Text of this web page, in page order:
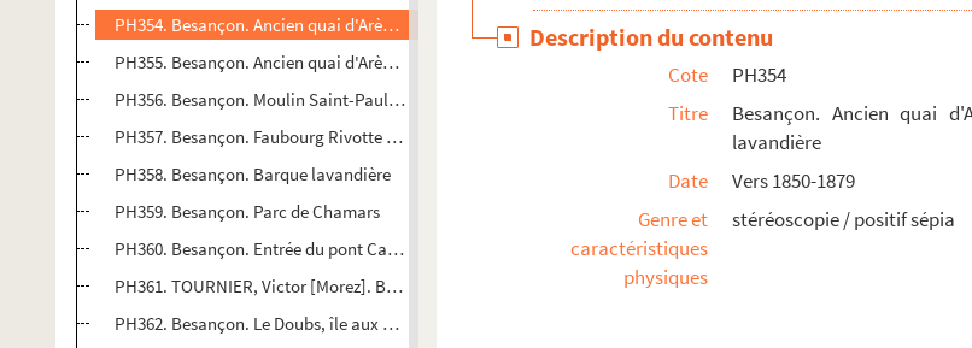
PH354. Besançon. Ancien quai d'Arènes [actuel quai Veil-Picard] et pont Battant, avec barque lavandière
PH355. Besançon. Ancien quai d'Arènes [actuel quai Veil-Picard] et pont Battant, avec 2 barques lavandières
PH356. Besançon. Moulin Saint-Paul (vue prise de sous le pont de la République)
PH357. Besançon. Faubourg Rivotte et Porte taillée
PH358. Besançon. Barque lavandière
PH359. Besançon. Parc de Chamars
PH360. Besançon. Entrée du pont Canot
PH361. TOURNIER, Victor [Morez]. Besançon, Bateaux lavoirs et Pt. St. Pierre [barques lavandières, pont de ...
PH362. Besançon. Le Doubs, île aux Moineaux, vue sur le pont de Bregille
Description du contenu
Cote
PH354
Titre
Besançon. Ancien quai
lavandière
Date
Vers 1850-1879
Genre et
caractéristiques
physiques
stéréoscopie / positif sépia